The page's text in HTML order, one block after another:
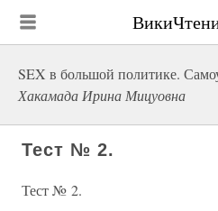
SEX в большой политике.
Хакамада Ирина Мицуовна
Тест № 2.
Тест № 2.